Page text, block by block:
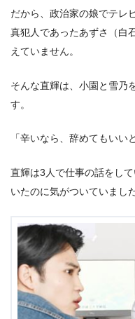
だから、政治家の娘でテレ
真犯人であったあずさ（白
えていません。
そんな直輝は、小園と雪乃
す。
「辛いなら、辞めてもいい
直輝は3人で仕事の話をし
いたのに気がついていました